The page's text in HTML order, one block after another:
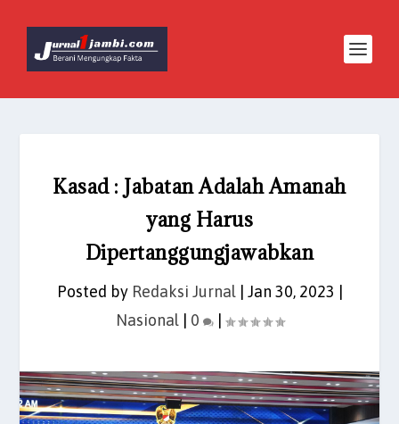
Kasad : Jabatan Adalah Amanah
yang Harus
Dipertanggungjawabkan
Posted by Redaksi Jurnal| Jan 30, 2023
Nasional| 0 |